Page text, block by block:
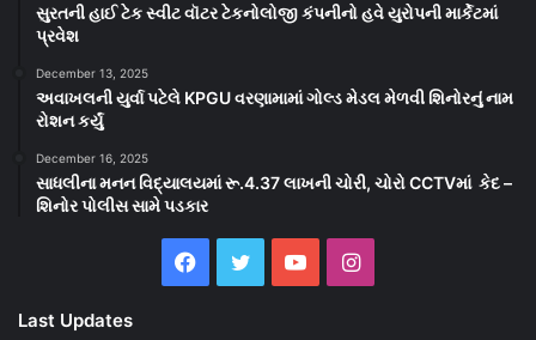
સુરતની હાઈ ટેક સ્વીટ વૉટર ટેકનોલોજી કંપનીનો હવે યુરોપની માર્કેટમાં
પ્રવેશ
December 13, 2025
અવાખલની યુર્વા પટેલે KPGU વરણામામાં ગોલ્ડ મેડલ મેળવી શિનોરનું નામ
રોશન કર્યું
December 16, 2025
સાધલીના મનન વિદ્યાલયમાં રૂ.4.37 લાખની ચોરી, ચોરો CCTVમાં કેદ –
શિનોર પોલીસ સામે પડકાર
Facebook
Twitter YouTubeInstagram
Last Updates